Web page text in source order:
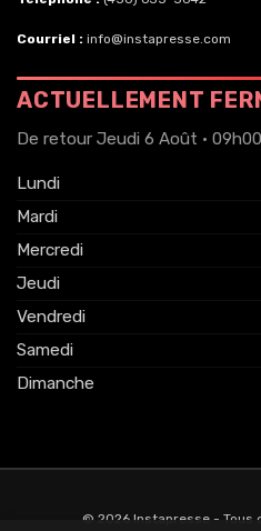
Courriel : info@instapresse.com
ACTUELLEMENT
De retour Jeudi 6 Août · 09h00
Lundi
Mardi
Mercredi
Jeudi
Vendredi
Samedi
Dimanche
© 2026 Instapresse - Tous